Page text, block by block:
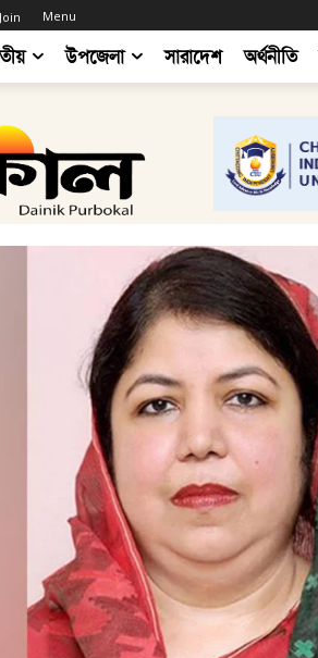
Menu
উপজেলা সারাদেশ অর্থনীতি